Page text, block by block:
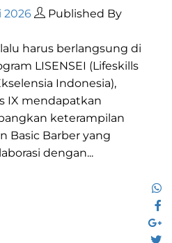
2026
Published By
harus berlangsung di
LISENSEI (Lifeskills
Indonesia),
IX mendapatkan
keterampilan
Basic Barber yang
dengan...